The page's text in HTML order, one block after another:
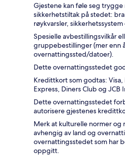
Gjestene kan føle seg
sikkerhetstiltak på stedet:
røykvarsler,
Spesielle avbestillingsvilkår
gruppebestillinger (mer enn
overnattingssted/datoer).
Dette overnattingsstedet
Kredittkort som godtas:
Express, Diners Club og JCB
Dette overnattingsstedet
autorisere gjestenes
Merk at kulturelle normer og
avhengig av land og
overnattingsstedet som har
oppgitt.